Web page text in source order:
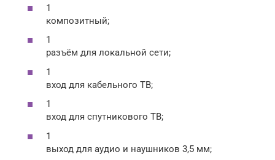
1
композитный;
1
разъём для локальной сети;
1
вход для кабельного ТВ;
1
вход для спутникового ТВ;
1
выход для аудио и наушников 3,5 мм;